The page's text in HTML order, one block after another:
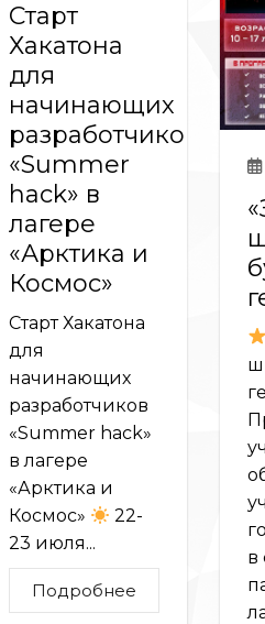
Старт
Хакатона
для
начинающих
разработчиков
«Summer
hack» в
лагере
«Арктика и
Космос»
Старт Хакатона
для
начинающих
разработчиков
«Summer hack»
в лагере
«Арктика и
Космос»
22-
23 июля...
Подробнее
в